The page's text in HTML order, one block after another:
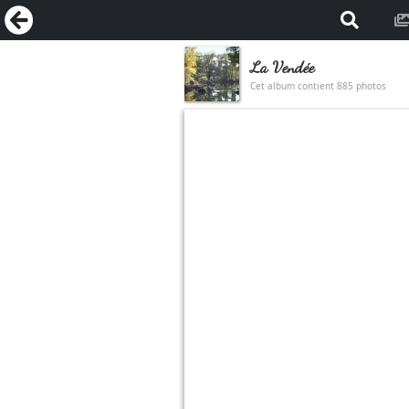
La Vendée
Cet album contient 885 photos